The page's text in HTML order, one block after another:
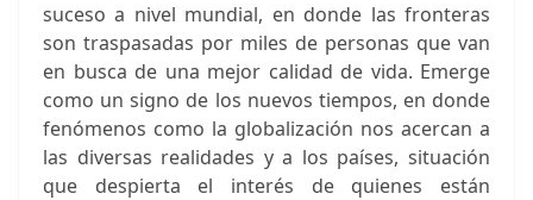
suceso a nivel mundial, en donde las fronteras
son traspasadas por miles de personas que van
en busca de una mejor calidad de vida. Emerge
como un signo de los nuevos tiempos, en donde
fenómenos como la globalización nos acercan a
las diversas realidades y a los países, situación
que despierta el interés de quienes están